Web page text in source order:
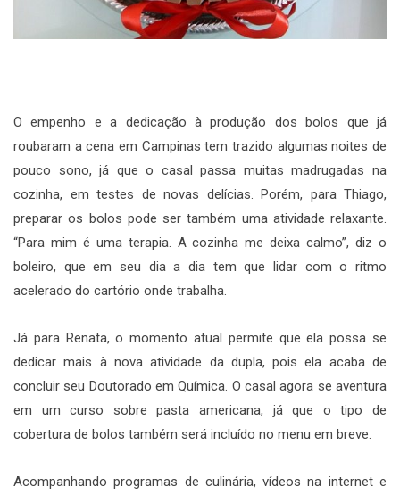
O empenho e a dedicação à produção dos bolos que já
roubaram a cena em Campinas tem trazido algumas noites de
pouco sono, já que o casal passa muitas madrugadas na
cozinha, em testes de novas delícias. Porém, para Thiago,
preparar os bolos pode ser também uma atividade relaxante.
“Para mim é uma terapia. A cozinha me deixa calmo”, diz o
boleiro, que em seu dia a dia tem que lidar com o ritmo
acelerado do cartório onde trabalha.
Já para Renata, o momento atual permite que ela possa se
dedicar mais à nova atividade da dupla, pois ela acaba de
concluir seu Doutorado em Química. O casal agora se aventura
em um curso sobre pasta americana, já que o tipo de
cobertura de bolos também será incluído no menu em breve.
Acompanhando programas de culinária, vídeos na internet e